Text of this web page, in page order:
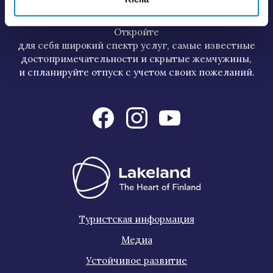
туристическую
информацию региона Лаппеенранта и Иматра.
Откройте
для себя широкий спектр услуг, самые известные
достопримечательности и скрытые жемчужины,
и спланируйте отпуск с учетом своих пожеланий.
Туристская информация
Медиа
Устойчивое развитие